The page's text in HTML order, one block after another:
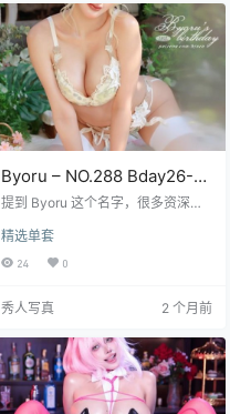
Bikini》。这套图集不仅包含了 55
张精选高清大图，更附带了长达 23
秒的高清视频素材，总容量高达 2.8
6GB，足以满足各位…
Byoru – NO.288 Bday26-
S1[54P15V-2.86GB]
提到 Byoru 这个名字，很多资深玩
质在圈子里一直有着不小的回响。
这次更新的《Byoru – NO.288 Bday
26-S1[54P15V-2.86GB]》确实让
往往意味着更成熟、更耐看的风格
图以及15段视频内容，总容量达到
了2.86GB，这种体量的数据通常意
味着画质相当细腻，细节处理得非
常到位，不会…
精选单套
24 0
秀人写真 2 个月前